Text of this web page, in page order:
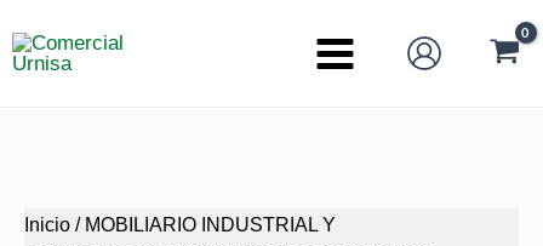
al
Main
Inicio / MOBILIARIO INDUSTRIAL Y